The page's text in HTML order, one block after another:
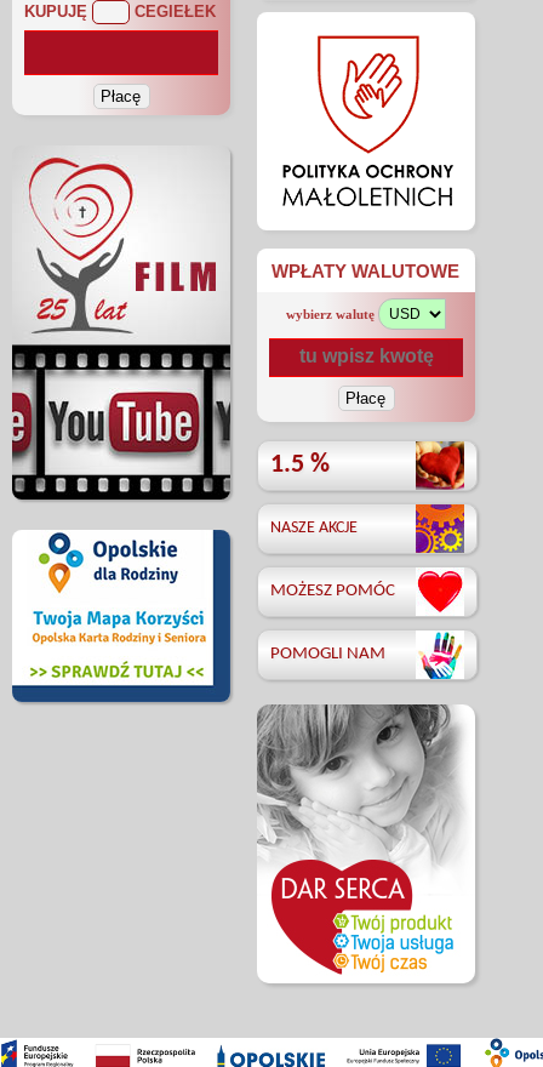
KUPUJĘ CEGIEŁEK
WPŁATY WALUTOWE
wybierz walutę
1.5 %
NASZE AKCJE
MOŻESZ POMÓC
POMOGLI NAM